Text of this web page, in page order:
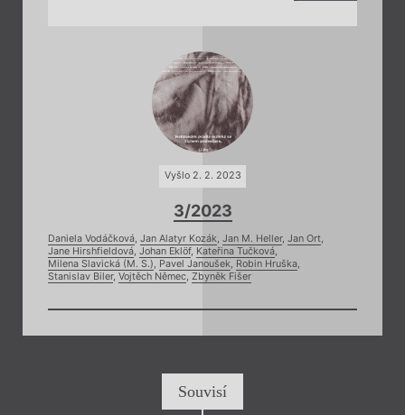
Vyšlo 2. 2. 2023
3/2023
Daniela Vodáčková, Jan Alatyr Kozák, Jan M. Heller, Jan Ort,
Jane Hirshfieldová, Johan Eklöf, Kateřina Tučková,
Milena Slavická (M. S.), Pavel Janoušek, Robin Hruška,
Stanislav Biler, Vojtěch Němec, Zbyněk Fišer
Souvisí